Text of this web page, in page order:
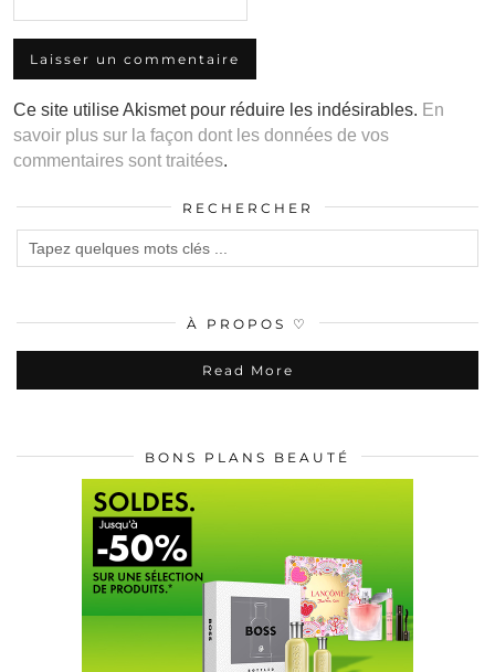
Ce site utilise Akismet pour réduire les indésirables. En
savoir plus sur la façon dont les données de vos
commentaires sont traitées.
RECHERCHER
À PROPOS ♡
Read More
BONS PLANS BEAUTÉ